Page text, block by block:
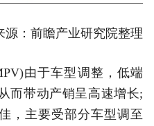
源：前瞻产业研究院整理
由于车型调整，低端
而带动产销呈高速增长;
，主要受部分车型调至